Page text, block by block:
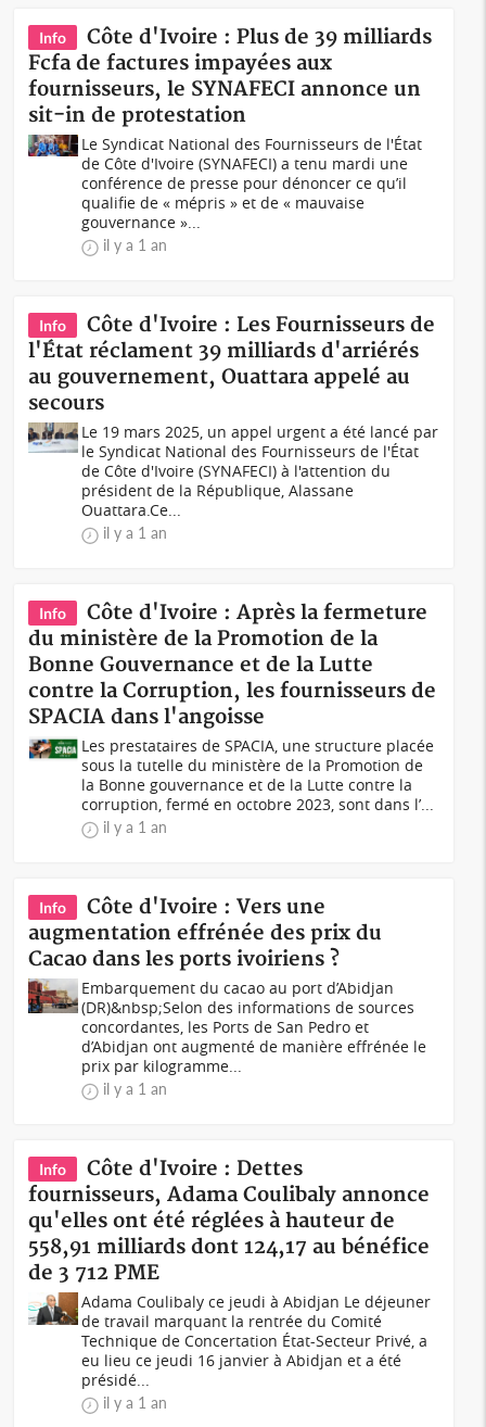
Info
Côte d'Ivoire : Plus de 39 milliards
Fcfa de factures impayées aux
fournisseurs, le SYNAFECI annonce un
sit-in de protestation
Le Syndicat National des Fournisseurs de l'État
de Côte d'Ivoire (SYNAFECI) a tenu mardi une
conférence de presse pour dénoncer ce qu’il
qualifie de « mépris » et de « mauvaise
gouvernance »...
il y a 1 an
Info
Côte d'Ivoire : Les Fournisseurs de
l'État réclament 39 milliards d'arriérés
au gouvernement, Ouattara appelé au
secours
Le 19 mars 2025, un appel urgent a été lancé par
le Syndicat National des Fournisseurs de l'État
de Côte d'Ivoire (SYNAFECI) à l'attention du
président de la République, Alassane
Ouattara.Ce...
il y a 1 an
Info
Côte d'Ivoire : Après la fermeture
du ministère de la Promotion de la
Bonne Gouvernance et de la Lutte
contre la Corruption, les fournisseurs de
SPACIA dans l'angoisse
Les prestataires de SPACIA, une structure placée
sous la tutelle du ministère de la Promotion de
la Bonne gouvernance et de la Lutte contre la
corruption, fermé en octobre 2023, sont dans l’...
il y a 1 an
Info
Côte d'Ivoire : Vers une
augmentation effrénée des prix du
Cacao dans les ports ivoiriens ?
Embarquement du cacao au port d’Abidjan
(DR)&nbsp;Selon des informations de sources
concordantes, les Ports de San Pedro et
d’Abidjan ont augmenté de manière effrénée le
prix par kilogramme...
il y a 1 an
Info
Côte d'Ivoire : Dettes
fournisseurs, Adama Coulibaly annonce
qu'elles ont été réglées à hauteur de
558,91 milliards dont 124,17 au bénéfice
de 3 712 PME
Adama Coulibaly ce jeudi à Abidjan Le déjeuner
de travail marquant la rentrée du Comité
Technique de Concertation État-Secteur Privé, a
eu lieu ce jeudi 16 janvier à Abidjan et a été
présidé...
il y a 1 an